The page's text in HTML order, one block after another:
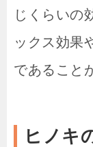
じくらいの
ックス効果
であること
ヒノキ